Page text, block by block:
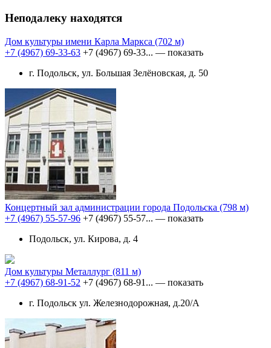
Неподалеку находятся
Дом культуры имени Карла Маркса (702 м)
+7 (4967) 69-33-63 +7 (4967) 69-33... — показать
г. Подольск, ул. Большая Зелёновская, д. 50
Концертный зал администрации города Подольска (798 м)
+7 (4967) 55-57-96 +7 (4967) 55-57... — показать
Подольск, ул. Кирова, д. 4
Дом культуры Металлург (811 м)
+7 (4967) 68-91-52 +7 (4967) 68-91... — показать
г. Подольск ул. Железнодорожная, д.20/А